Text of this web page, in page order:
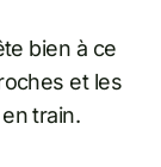
bien à ce
et les
train.